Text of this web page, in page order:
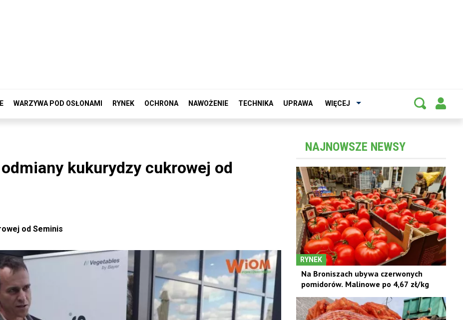
WARZYWA POD OSŁONAMI RYNEK OCHRONA NAWOŻENIE TECHNIKA UPRAWA WIĘCEJ
kukurydzy cukrowej od
od Seminis
NAJNOWSZE NEWSY
RYNEK
Na Broniszach ubywa czerwonych
pomidorów. Malinowe po 4,67 zł/kg